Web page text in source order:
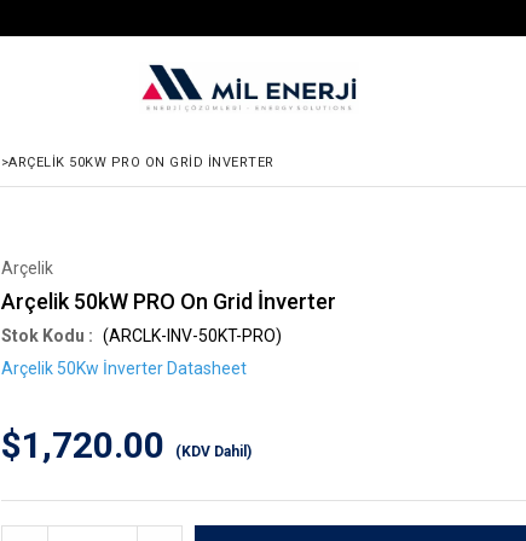
>ARÇELIK 50KW PRO ON GRID İNVERTER
Arçelik
Arçelik 50kW PRO On Grid İnverter
(ARCLK-INV-50KT-PRO)
Arçelik 50Kw İnverter Datasheet
$1,720.00 (KDV Dahil)